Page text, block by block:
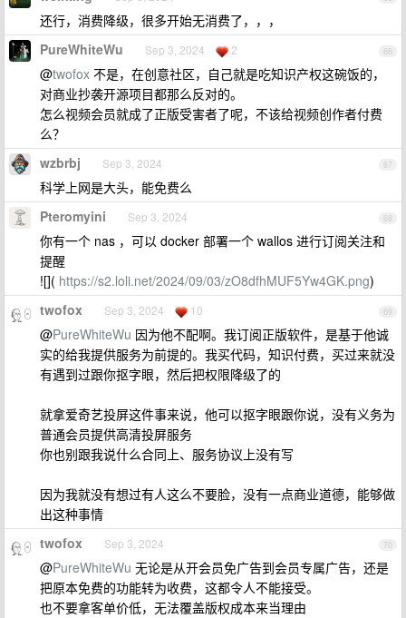
还行，消费降级，很多开始无消费了，，，
66
PureWhiteWu Sep 3, 2024 2
@twofox 不是，在创意社区，自己就是吃知识产权这碗饭的，
对商业抄袭开源项目都那么反对的。
怎么视频会员就成了正版受害者了呢，不该给视频创作者付费
么？
67
wzbrbj Sep 3, 2024
科学上网是大头，能免费么
68
Pteromyini Sep 3, 2024
你有一个 nas ，可以 docker 部署一个 wallos 进行订阅关注和
提醒
![]( https://s2.loli.net/2024/09/03/zO8dfhMUF5Yw4GK.png)
69
twofox Sep 3, 2024 10
@PureWhiteWu 因为他不配啊。我订阅正版软件，是基于他诚
实的给我提供服务为前提的。我买代码，知识付费，买过来就没
有遇到过跟你抠字眼，然后把权限降级了的
就拿爱奇艺投屏这件事来说，他可以抠字眼跟你说，没有义务为
普通会员提供高清投屏服务
你也别跟我说什么合同上、服务协议上没有写
因为我就没有想过有人这么不要脸，没有一点商业道德，能够做
出这种事情
70
twofox Sep 3, 2024
@PureWhiteWu 无论是从开会员免广告到会员专属广告，还是
把原本免费的功能转为收费，这都令人不能接受。
也不要拿客单价低，无法覆盖版权成本来当理由